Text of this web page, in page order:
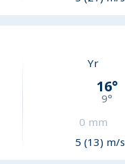
Yr
16°
9°
0 mm
5 (13) m/s